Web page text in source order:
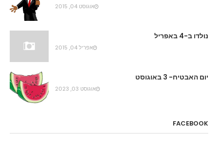
אוגוסט 04, 2015
נולדו ב-4 באפריל
אפריל 04, 2015
יום האבטיח- 3 באוגוסט
אוגוסט 03, 2023
FACEBOOK